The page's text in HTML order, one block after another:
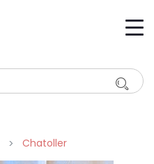
Chatoller